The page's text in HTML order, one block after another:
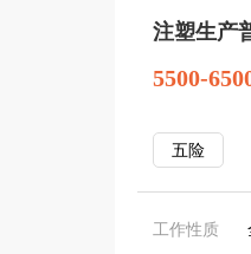
注塑生产
5500-
五险
工作性质